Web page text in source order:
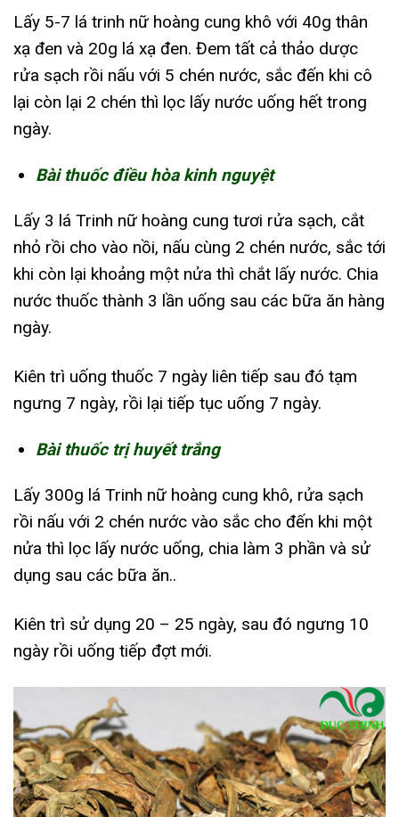
Lấy 5-7 lá trinh nữ hoàng cung khô với 40g thân
xạ đen và 20g lá xạ đen. Đem tất cả thảo dược
rửa sạch rồi nấu với 5 chén nước, sắc đến khi cô
lại còn lại 2 chén thì lọc lấy nước uống hết trong
ngày.
Bài thuốc điều hòa kinh nguyệt
Lấy 3 lá Trinh nữ hoàng cung tươi rửa sạch, cắt
nhỏ rồi cho vào nồi, nấu cùng 2 chén nước, sắc tới
khi còn lại khoảng một nửa thì chắt lấy nước. Chia
nước thuốc thành 3 lần uống sau các bữa ăn hàng
ngày.
Kiên trì uống thuốc 7 ngày liên tiếp sau đó tạm
ngưng 7 ngày, rồi lại tiếp tục uống 7 ngày.
Bài thuốc trị huyết trắng
Lấy 300g lá Trinh nữ hoàng cung khô, rửa sạch
rồi nấu với 2 chén nước vào sắc cho đến khi một
nửa thì lọc lấy nước uống, chia làm 3 phần và sử
dụng sau các bữa ăn..
Kiên trì sử dụng 20 – 25 ngày, sau đó ngưng 10
ngày rồi uống tiếp đợt mới.